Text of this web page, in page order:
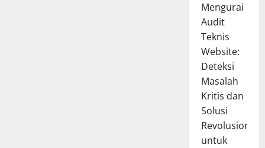
Mengurai
Audit
Teknis
Website:
Deteksi
Masalah
Kritis dan
Solusi
Revolusioner
untuk